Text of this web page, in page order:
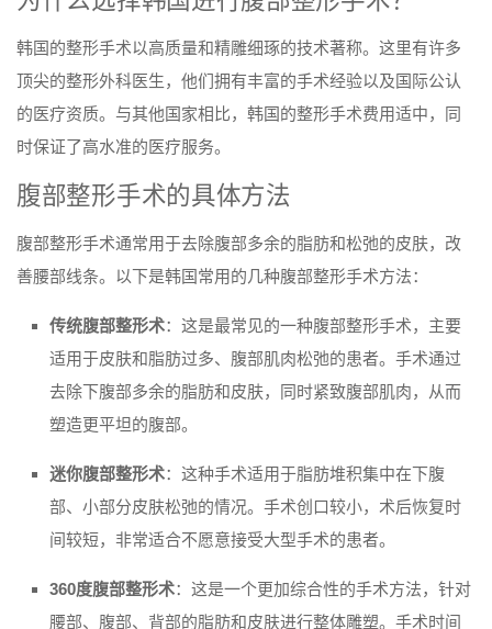
韩国的整形手术以高质量和精雕细琢的技术著称。这里有许多
顶尖的整形外科医生，他们拥有丰富的手术经验以及国际公认
的医疗资质。与其他国家相比，韩国的整形手术费用适中，同
时保证了高水准的医疗服务。
腹部整形手术的具体方法
腹部整形手术通常用于去除腹部多余的脂肪和松弛的皮肤，改
善腰部线条。以下是韩国常用的几种腹部整形手术方法：
传统腹部整形术：这是最常见的一种腹部整形手术，主要
适用于皮肤和脂肪过多、腹部肌肉松弛的患者。手术通过
去除下腹部多余的脂肪和皮肤，同时紧致腹部肌肉，从而
塑造更平坦的腹部。
迷你腹部整形术：这种手术适用于脂肪堆积集中在下腹
部、小部分皮肤松弛的情况。手术创口较小，术后恢复时
间较短，非常适合不愿意接受大型手术的患者。
360度腹部整形术：这是一个更加综合性的手术方法，针对
腰部、腹部、背部的脂肪和皮肤进行整体雕塑。手术时间